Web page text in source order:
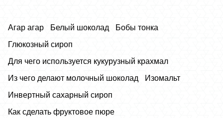
Агар агар Белый шоколад
Бобы тонка
Глюкозный сироп
Для чего используется кукурузный крахмал
Из чего делают молочный шоколад
Изомальт
Инвертный сахарный сироп
Как сделать фруктовое пюре